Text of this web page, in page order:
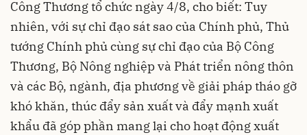
Công Thương tổ chức ngày 4/8, cho biết: Tuy
nhiên, với sự chỉ đạo sát sao của Chính phủ, Thủ
tướng Chính phủ cùng sự chỉ đạo của Bộ Công
Thương, Bộ Nông nghiệp và Phát triển nông thôn
và các Bộ, ngành, địa phương về giải pháp tháo gỡ
khó khăn, thúc đẩy sản xuất và đẩy mạnh xuất
khẩu đã góp phần mang lại cho hoạt động xuất